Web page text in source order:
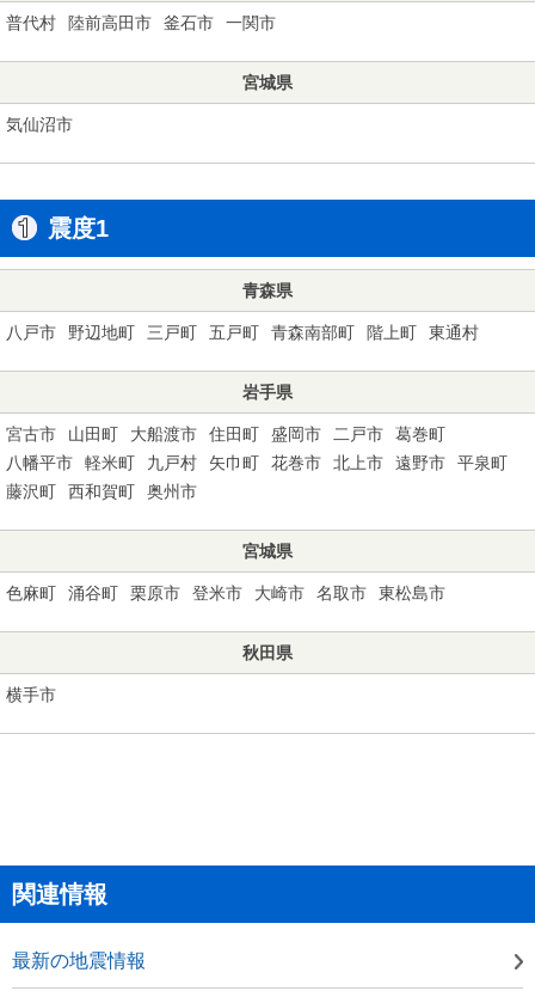
普代村 陸前高田市 釜石市 一関市
宮城県
気仙沼市
震度1
青森県
八戸市 野辺地町 三戸町 五戸町 青森南部町 階上町 東通村
岩手県
宮古市 山田町 大船渡市 住田町 盛岡市 二戸市
葛巻町
八幡平市
軽米町 九戸村 矢巾町 花巻市 北上市 遠野市
平泉町
藤沢町
西和賀町 奥州市
宮城県
色麻町 涌谷町 栗原市 登米市 大崎市 名取市 東松島市
秋田県
横手市
関連情報
最新の地震情報